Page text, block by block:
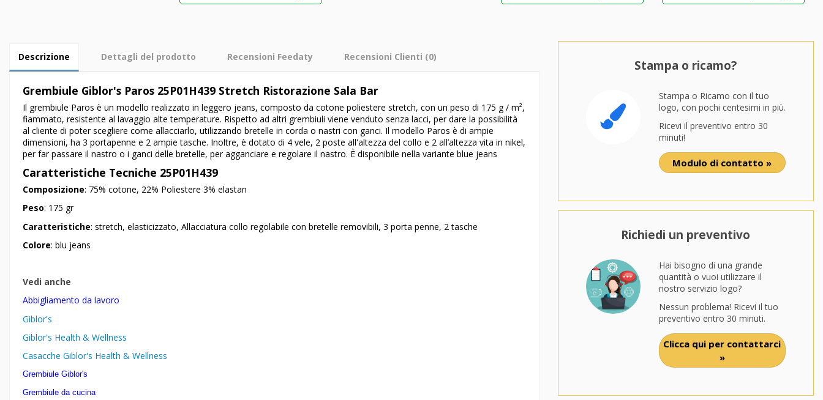
Descrizione Dettagli del prodotto Recensioni Feedaty Recensioni Clienti (0)
Grembiule Giblor's Paros 25P01H439 Stretch Ristorazione Sala Bar
Il grembiule Paros è un modello realizzato in leggero jeans, composto da cotone poliestere stretch, con un peso di 175 g / m²,
fiammato, resistente al lavaggio alte temperature. Rispetto ad altri grembiuli viene venduto senza lacci, per dare la possibilità
al cliente di poter scegliere come allacciarlo, utilizzando bretelle in corda o nastri con ganci. Il modello Paros è di ampie
dimensioni, ha 3 portapenne e 2 ampie tasche. Inoltre, è dotato di 4 vele, 2 poste all'altezza del collo e 2 all’altezza vita in nikel,
per far passare il nastro o i ganci delle bretelle, per agganciare e regolare il nastro. È disponibile nella variante blue jeans
Caratteristiche Tecniche 25P01H439
Composizione: 75% cotone, 22% Poliestere 3% elastan
Peso: 175 gr
Caratteristiche: stretch, elasticizzato, Allacciatura collo regolabile con bretelle removibili, 3 porta penne, 2 tasche
Colore: blu jeans
Vedi anche
Abbigliamento da lavoro
Giblor's
Giblor's Health & Wellness
Casacche Giblor's Health & Wellness
Grembiule Giblor's
Grembiule da cucina
Stampa o ricamo?
Stampa o Ricamo con il tuo
logo, con pochi centesimi in più.
Ricevi il preventivo entro 30
minuti!
Modulo di contatto »
Richiedi un preventivo
Hai bisogno di una grande
quantità o vuoi utilizzare il
nostro servizio logo?
Nessun problema! Ricevi il tuo
preventivo entro 30 minuti.
Clicca qui per contattarci
»